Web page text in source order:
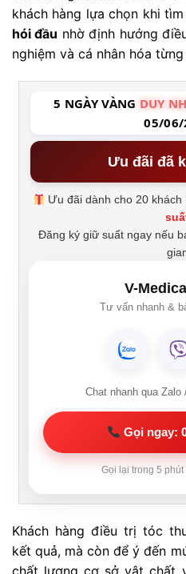
khách hàng lựa chọn khi tìm
hói đầu nhờ định hướng
nghiệm và cá nhân hóa
5 NGÀY VÀNG DUY
05/06/
Ưu đãi đã
Ưu đãi dành cho 20
Đăng ký giữ suất ngay nếu
V-
Tư vấn nhanh &
Chat nhanh qua
Gọi ngay:
Gọi lại trong 5 phút
Khách hàng điều trị tóc
kết quả, mà còn để ý đến